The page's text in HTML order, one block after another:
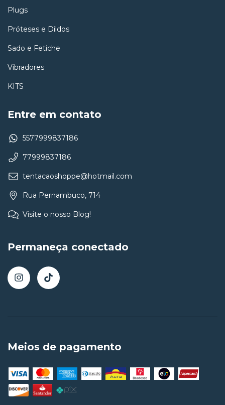
Plugs
Próteses e Dildos
Sado e Fetiche
Vibradores
KITS
Entre em contato
5577999837186
77999837186
tentacaoshoppe@hotmail.com
Rua Pernambuco, 714
Visite o nosso Blog!
Permaneça conectado
Meios de pagamento